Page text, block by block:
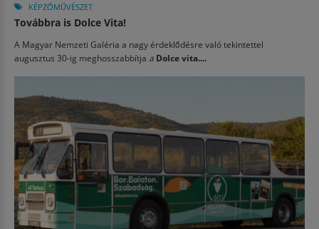
KÉPZŐMŰVÉSZET
Továbbra is Dolce Vita!
A Magyar Nemzeti Galéria a nagy érdeklődésre való tekintettel
augusztus 30-ig meghosszabbítja a Dolce vita....